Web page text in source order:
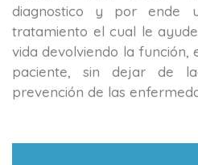
diagnostico y por ende
tratamiento el cual le
vida devolviendo la función,
paciente, sin dejar de
prevención de las